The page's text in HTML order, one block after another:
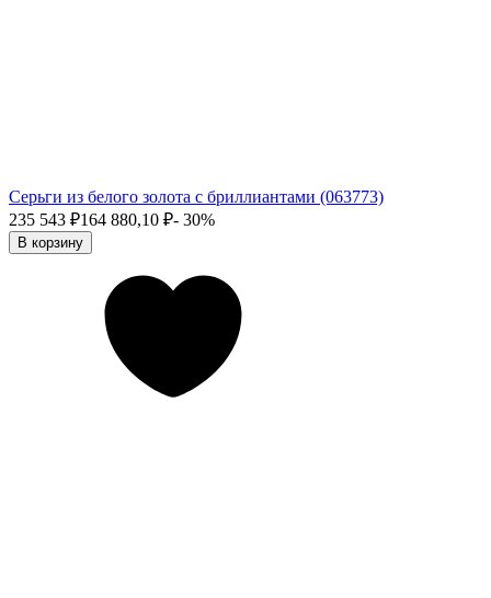
Серьги из белого золота с бриллиантами (063773)
235 543 ₽164 880,10 ₽- 30%
В корзину